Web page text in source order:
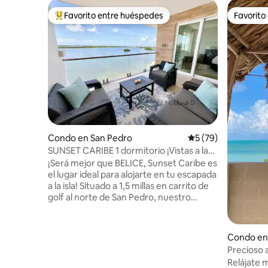
Favorito entre huéspedes preferido
Favorito entre huéspedes
Condo en San Pedro Calificación
5 (79)
SUNSET CARIBE 1 dormitorio ¡Vistas a la
planta superior del ático!
¡Será mejor que BELICE, Sunset Caribe es
el lugar ideal para alojarte en tu escapada
a la isla! Situado a 1,5 millas en carrito de
golf al norte de San Pedro, nuestro
Condo
Precioso
pie de
Relájate